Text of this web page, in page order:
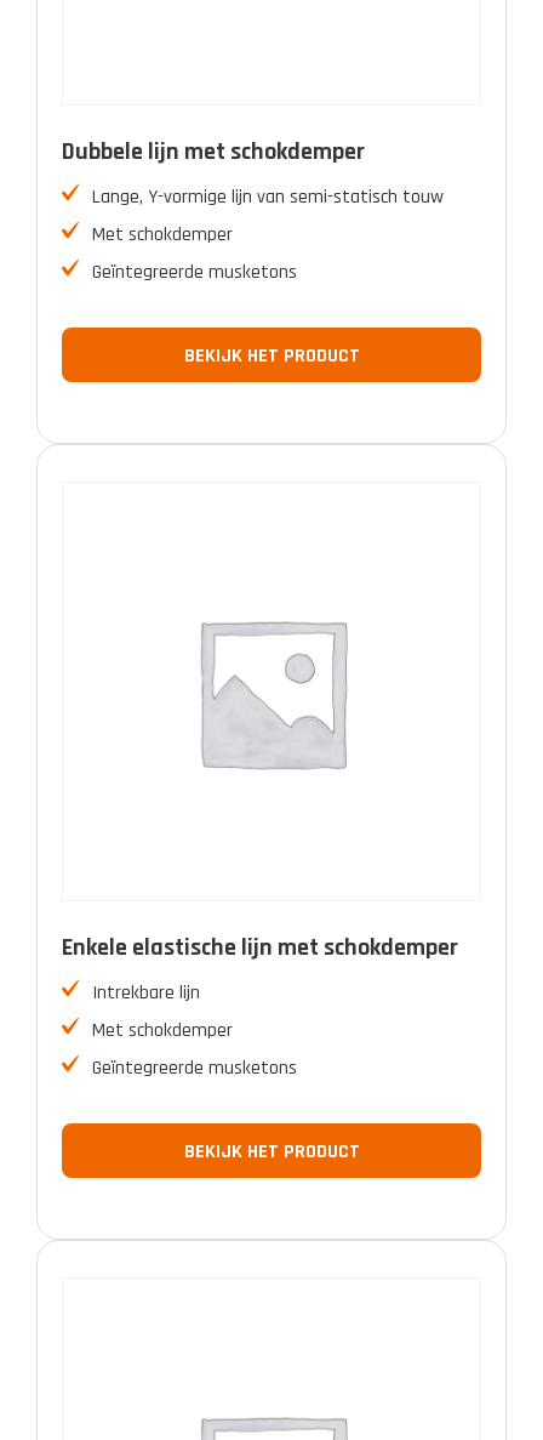
Dubbele lijn met schokdemper
Lange, Y-vormige lijn van semi-statisch touw
Met schokdemper
Geïntegreerde musketons
BEKIJK HET PRODUCT
Enkele elastische lijn met schokdemper
Intrekbare lijn
Met schokdemper
Geïntegreerde musketons
BEKIJK HET PRODUCT